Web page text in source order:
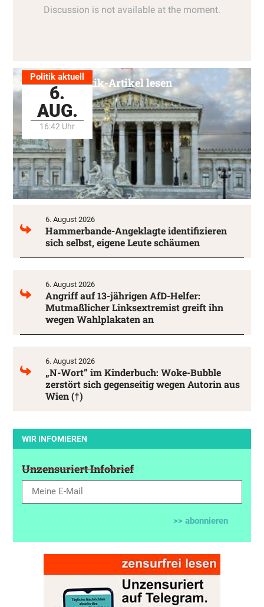
Politik aktuell
6.
AUG.
16:42 Uhr
Alle Politik-Artikel lesen
6. August 2026
Hammerbande-Angeklagte identifizieren
sich selbst, eigene Leute schäumen
6. August 2026
Angriff auf 13-jährigen AfD-Helfer:
Mutmaßlicher Linksextremist greift ihn
wegen Wahlplakaten an
6. August 2026
„N-Wort” im Kinderbuch: Woke-Bubble
zerstört sich gegenseitig wegen Autorin aus
Wien (†)
WIR INFOMIEREN
Unzensuriert Infobrief
>> abonnieren